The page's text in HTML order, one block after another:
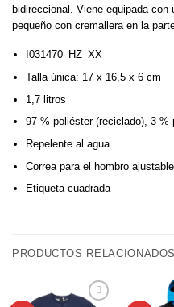
bidireccional. Viene equipada
pequeño con cremallera en la
I031470_HZ_XX
Talla única: 17 x 16,5 x 6 cm
1,7 litros
97 % poliéster (reciclado), 3 %
Repelente al agua
Correa para el hombro ajustable
Etiqueta cuadrada
PRODUCTOS RELACIONADOS